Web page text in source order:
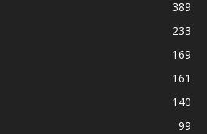
389
233
169
161
140
99